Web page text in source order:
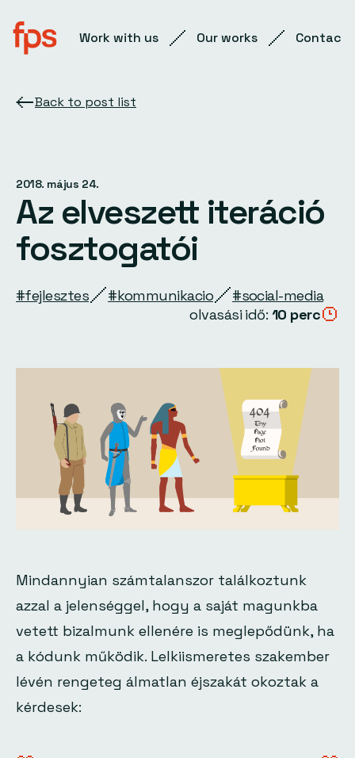
Work with us Our works Contact
Back to post list
2018. május 24.
Az elveszett iteráció
fosztogatói
#fejlesztes #kommunikacio
#social-media
olvasási idő: 10 perc
Mindannyian számtalanszor találkoztunk
azzal a jelenséggel, hogy a saját magunkba
vetett bizalmunk ellenére is meglepődünk, ha
a kódunk működik. Lelkiismeretes szakember
lévén rengeteg álmatlan éjszakát okoztak a
kérdesek: